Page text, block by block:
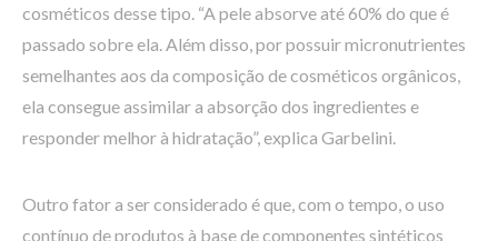
cosméticos desse tipo. “A pele absorve até 60% do que é
passado sobre ela. Além disso, por possuir micronutrientes
semelhantes aos da composição de cosméticos orgânicos,
ela consegue assimilar a absorção dos ingredientes e
responder melhor à hidratação”, explica Garbelini.
Outro fator a ser considerado é que, com o tempo, o uso
contínuo de produtos à base de componentes sintéticos